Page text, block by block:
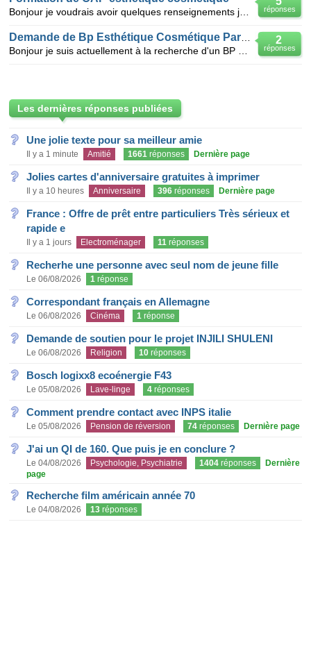
réponses
2
réponses
Les dernières réponses publiées
Une jolie texte pour sa meilleur amie
Il y a 1 minute Amitié 1661 réponses Dernière page
Jolies cartes d'anniversaire gratuites à imprimer
Il y a 10 heures Anniversaire 396 réponses Dernière page
France : Offre de prêt entre particuliers Très sérieux et
rapide e
Il y a 1 jours Electroménager 11 réponses
Recherhe une personne avec seul nom de jeune fille
Le 06/08/2026 1 réponse
Correspondant français en Allemagne
Le 06/08/2026 Cinéma 1 réponse
Demande de soutien pour le projet INJILI SHULENI
Le 06/08/2026 Religion 10 réponses
Bosch logixx8 ecoénergie F43
Le 05/08/2026 Lave-linge 4 réponses
Comment prendre contact avec INPS italie
Le 05/08/2026 Pension de réversion 74 réponses Dernière page
J'ai un QI de 160. Que puis je en conclure ?
Le 04/08/2026 Psychologie, Psychiatrie 1404 réponses
Dernière
page
Recherche film américain année 70
Le 04/08/2026 13 réponses